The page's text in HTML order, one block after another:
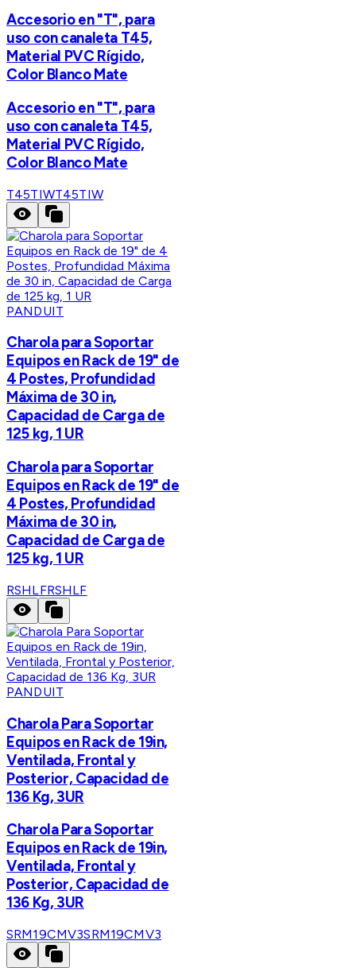
Accesorio en "T", para
uso con canaleta T45,
Material PVC Rígido,
Color Blanco Mate
Accesorio en "T", para
uso con canaleta T45,
Material PVC Rígido,
Color Blanco Mate
T45TIWT45TIW
PANDUIT
Charola para Soportar
Equipos en Rack de 19" de
4 Postes, Profundidad
Máxima de 30 in,
Capacidad de Carga de
125 kg, 1 UR
Charola para Soportar
Equipos en Rack de 19" de
4 Postes, Profundidad
Máxima de 30 in,
Capacidad de Carga de
125 kg, 1 UR
RSHLFRSHLF
PANDUIT
Charola Para Soportar
Equipos en Rack de 19in,
Ventilada, Frontal y
Posterior, Capacidad de
136 Kg, 3UR
Charola Para Soportar
Equipos en Rack de 19in,
Ventilada, Frontal y
Posterior, Capacidad de
136 Kg, 3UR
SRM19CMV3SRM19CMV3